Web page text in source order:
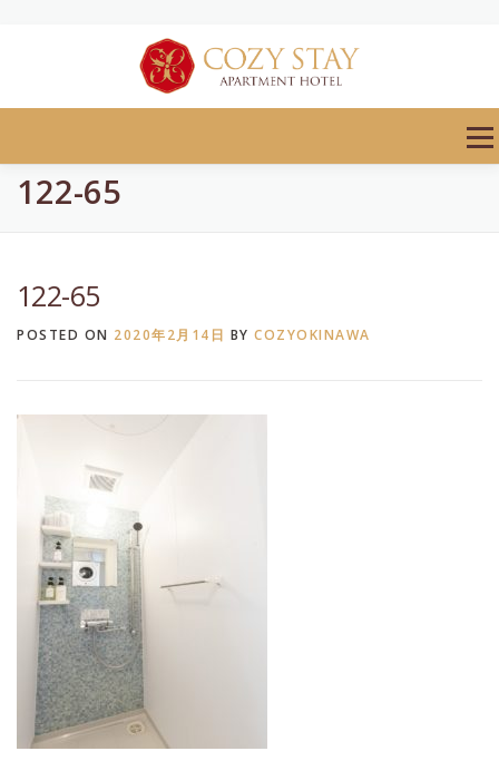
122-65
122-65
POSTED ON 2020年2月14日 BY COZYOKINAWA